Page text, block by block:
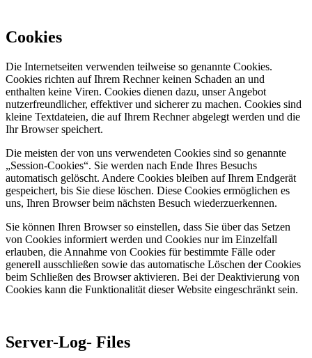
Cookies
Die Internetseiten verwenden teilweise so genannte Cookies.
Cookies richten auf Ihrem Rechner keinen Schaden an und
enthalten keine Viren. Cookies dienen dazu, unser Angebot
nutzerfreundlicher, effektiver und sicherer zu machen. Cookies sind
kleine Textdateien, die auf Ihrem Rechner abgelegt werden und die
Ihr Browser speichert.
Die meisten der von uns verwendeten Cookies sind so genannte
„Session-Cookies“. Sie werden nach Ende Ihres Besuchs
automatisch gelöscht. Andere Cookies bleiben auf Ihrem Endgerät
gespeichert, bis Sie diese löschen. Diese Cookies ermöglichen es
uns, Ihren Browser beim nächsten Besuch wiederzuerkennen.
Sie können Ihren Browser so einstellen, dass Sie über das Setzen
von Cookies informiert werden und Cookies nur im Einzelfall
erlauben, die Annahme von Cookies für bestimmte Fälle oder
generell ausschließen sowie das automatische Löschen der Cookies
beim Schließen des Browser aktivieren. Bei der Deaktivierung von
Cookies kann die Funktionalität dieser Website eingeschränkt sein.
Server-Log- Files